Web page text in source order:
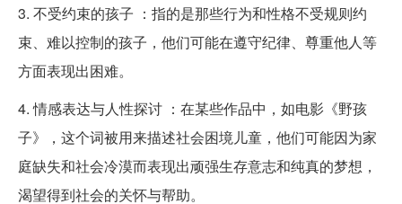
3. 不受约束的孩子 ：指的是那些行为和性格不受规则约
束、难以控制的孩子，他们可能在遵守纪律、尊重他人等
方面表现出困难。
4. 情感表达与人性探讨 ：在某些作品中，如电影《野孩
子》，这个词被用来描述社会困境儿童，他们可能因为家
庭缺失和社会冷漠而表现出顽强生存意志和纯真的梦想，
渴望得到社会的关怀与帮助。